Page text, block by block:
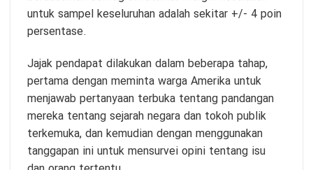
untuk sampel keseluruhan adalah sekitar +/- 4 poin
persentase.
Jajak pendapat dilakukan dalam beberapa tahap,
pertama dengan meminta warga Amerika untuk
menjawab pertanyaan terbuka tentang pandangan
mereka tentang sejarah negara dan tokoh publik
terkemuka, dan kemudian dengan menggunakan
tanggapan ini untuk mensurvei opini tentang isu